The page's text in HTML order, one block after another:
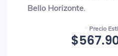
Bello Horizonte.
Precio